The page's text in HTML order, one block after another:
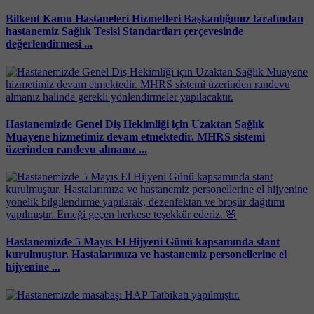
Bilkent Kamu Hastaneleri Hizmetleri Başkanlığımız tarafından
hastanemiz Sağlık Tesisi Standartları çerçevesinde
değerlendirmesi ...
Hastanemizde Genel Diş Hekimliği için Uzaktan Sağlık
Muayene hizmetimiz devam etmektedir. MHRS sistemi
üzerinden randevu almanız ...
Hastanemizde 5 Mayıs El Hijyeni Günü kapsamında stant
kurulmuştur. Hastalarımıza ve hastanemiz personellerine el
hijyenine ...